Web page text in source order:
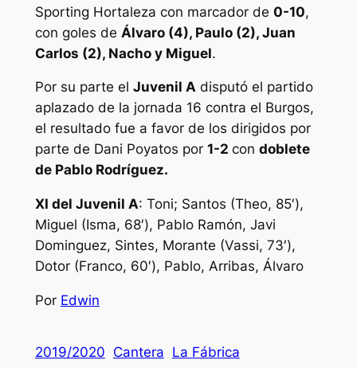
Sporting Hortaleza con marcador de 0-10,
con goles de Álvaro (4), Paulo (2), Juan
Carlos (2), Nacho y Miguel.
Por su parte el Juvenil Adisputó el partido
aplazado de la jornada 16 contra el Burgos,
el resultado fue a favor de los dirigidos por
parte de Dani Poyatos por 1-2 con doblete
de Pablo Rodríguez.
XI del Juvenil A: Toni; Santos (Theo, 85′),
Miguel (Isma, 68′), Pablo Ramón, Javi
Dominguez, Sintes, Morante (Vassi, 73′),
Dotor (Franco, 60′), Pablo, Arribas, Álvaro
Por Edwin
2019/2020 Cantera La Fábrica